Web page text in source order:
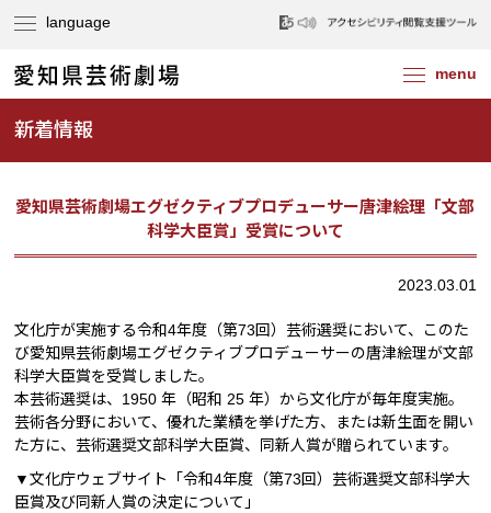
新着情報
愛知県芸術劇場エグゼクティブプロデューサー唐津絵理「文部
科学大臣賞」受賞について
2023.03.01
文化庁が実施する令和4年度（第73回）芸術選奨において、このた
び愛知県芸術劇場エグゼクティブプロデューサーの唐津絵理が文部
科学大臣賞を受賞しました。
本芸術選奨は、1950 年（昭和 25 年）から文化庁が毎年度実施。
芸術各分野において、優れた業績を挙げた方、または新生面を開い
た方に、芸術選奨文部科学大臣賞、同新人賞が贈られています。
▼文化庁ウェブサイト「令和4年度（第73回）芸術選奨文部科学大
臣賞及び同新人賞の決定について」